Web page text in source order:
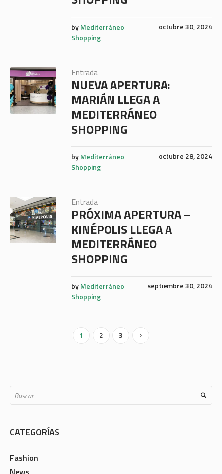
octubre 30, 2024
byMediterráneo
Shopping
Entrada
NUEVA APERTURA:
MARIÁN LLEGA A
MEDITERRÁNEO
SHOPPING
octubre 28, 2024
byMediterráneo
Shopping
Entrada
PRÓXIMA APERTURA –
KINÉPOLIS LLEGA A
MEDITERRÁNEO
SHOPPING
septiembre 30, 2024
byMediterráneo
Shopping
1 2 3
CATEGORÍAS
Fashion
News